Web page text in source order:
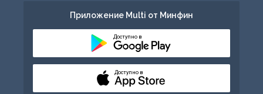
Приложение Multi от Минфин
Доступно в
Доступно в